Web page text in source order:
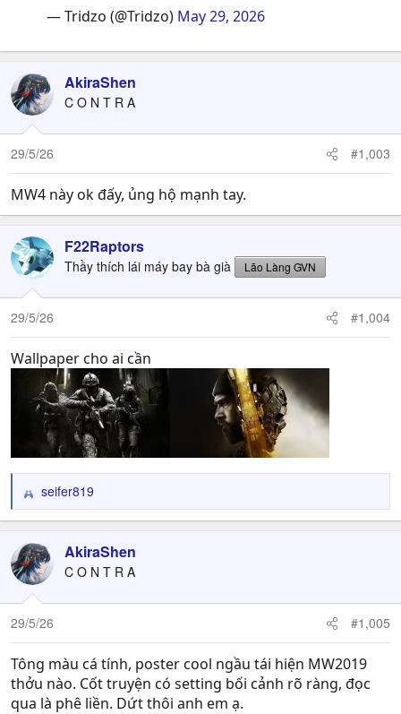
— Tridzo (@Tridzo) May 29, 2026
AkiraShen
C O N T R A
29/5/26 #1,003
MW4 này ok đấy, ủng hộ mạnh tay.
F22Raptors
Thầy thích lái máy bay bà già Lão Làng GVN
29/5/26 #1,004
Wallpaper cho ai cần
R
e
c
t
i
o
n
seifer819
AkiraShen
C O N T R A
29/5/26 #1,005
Tông màu cá tính, poster cool ngầu tái hiện MW2019
thởu nào. Cốt truyện có setting bối cảnh rõ ràng, đọc
qua là phê liền. Dứt thôi anh em ạ.